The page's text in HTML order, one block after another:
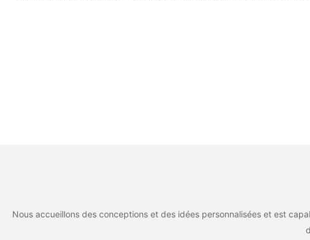
Nous accueillons des conceptions et des idées personnalisées et est